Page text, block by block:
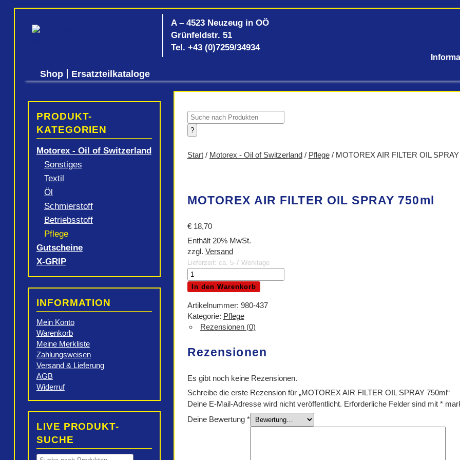
A – 4523 Neuzeug in OÖ
Grünfeldstr. 51
Tel. +43 (0)7259/34934
Shop Ersatzteilkataloge
PRODUKT-
KATEGORIEN
Motorex - Oil of Switzerland
Sonstiges
Textil
Öl
Schmierstoff
Betriebsstoff
Pflege
Gutscheine
X-GRIP
INFORMATION
Mein Konto
Warenkorb
Meine Merkliste
Zahlungsweisen
Versand & Lieferung
AGB
Widerruf
LIVE PRODUKT-
SUCHE
Products
search
?
Start/ Motorex - Oil of Switzerland/ Pflege/ MOTOREX AIR FILTER OIL
MOTOREX AIR FILTER OIL SPRAY 750ml
€18,70
Enthält 20% MwSt.
zzgl. Versand
Lieferzeit: ca. 5-7 Werktage
MOTOREX
AIR
FILTER
OIL
SPRAY
750ml
In den Warenkorb
Artikelnummer: 980-437
Kategorie: Pflege
Rezensionen (0)
Rezensionen
Es gibt noch keine Rezensionen.
Schreibe die erste Rezension für „MOTOREX AIR FILTER OIL SPRAY 750ml“
Deine E-Mail-Adresse wird nicht veröffentlicht. Erforderliche Felder sind mit *
Deine Bewertung *